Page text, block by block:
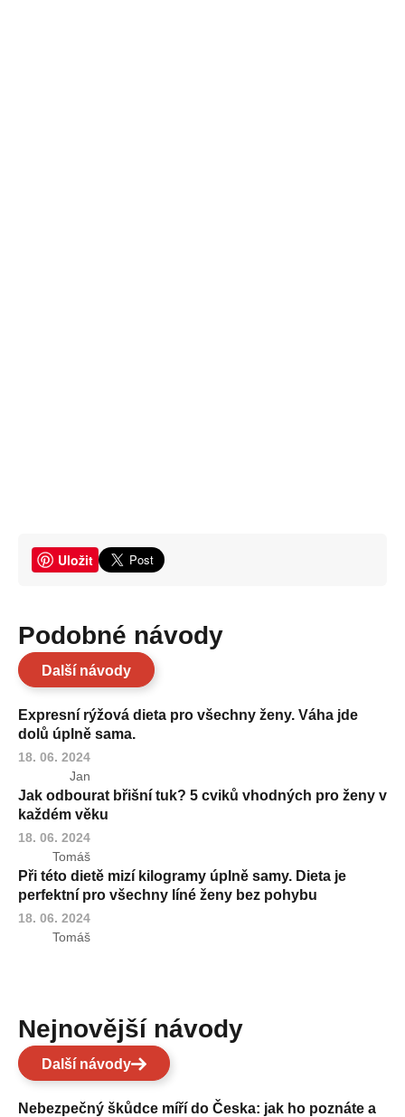
Uložit
Podobné návody
Další návody
Expresní rýžová dieta pro všechny ženy. Váha jde
dolů úplně sama.
18. 06. 2024
Jan
Jak odbourat břišní tuk? 5 cviků vhodných pro ženy v
každém věku
18. 06. 2024
Tomáš
Při této dietě mizí kilogramy úplně samy. Dieta je
perfektní pro všechny líné ženy bez pohybu
18. 06. 2024
Tomáš
Nejnovější návody
Další návody
Nebezpečný škůdce míří do Česka: jak ho poznáte a